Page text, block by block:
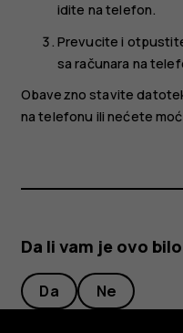
idite na telefon.
Prevucite i
sa računara na
Obavezno stavite
na telefonu ili nećete
Da li vam je ovo
Da Ne